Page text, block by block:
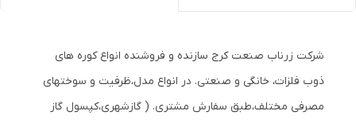
شرکت زرناب صنعت کرج سازنده و فروشنده انواع کوره های
ذوب فلزات، خانگی و صنعتی. در انواع مدل،ظرفیت و سوختهای
مصرفی مختلف،طبق سفارش مشتری. ( گازشهری،کپسول گاز